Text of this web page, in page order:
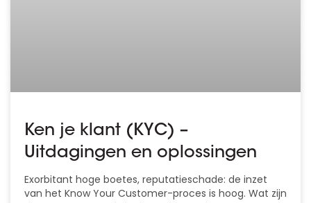
Ken je klant (KYC) –
Uitdagingen en oplossingen
Exorbitant hoge boetes, reputatieschade: de inzet
van het Know Your Customer-proces is hoog. Wat zijn